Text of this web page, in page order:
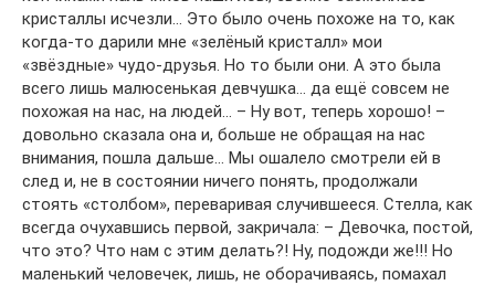
кристаллы исчезли… Это было очень похоже на то, как
когда-то дарили мне «зелёный кристалл» мои
«звёздные» чудо-друзья. Но то были они. А это была
всего лишь малюсенькая девчушка… да ещё совсем не
похожая на нас, на людей… – Ну вот, теперь хорошо! –
довольно сказала она и, больше не обращая на нас
внимания, пошла дальше… Мы ошалело смотрели ей в
след и, не в состоянии ничего понять, продолжали
стоять «столбом», переваривая случившееся. Стелла, как
всегда очухавшись первой, закричала: – Девочка, постой,
что это? Что нам с этим делать?! Ну, подожди же!!! Но
маленький человечек, лишь, не оборачиваясь, помахал